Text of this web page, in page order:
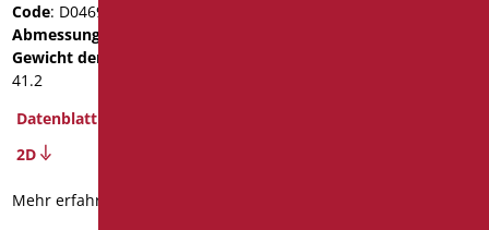
Code: D0469/01
Abmessungen
Gewicht der Verpackung
41.2
Datenblatt
2D
Mehr erfahren